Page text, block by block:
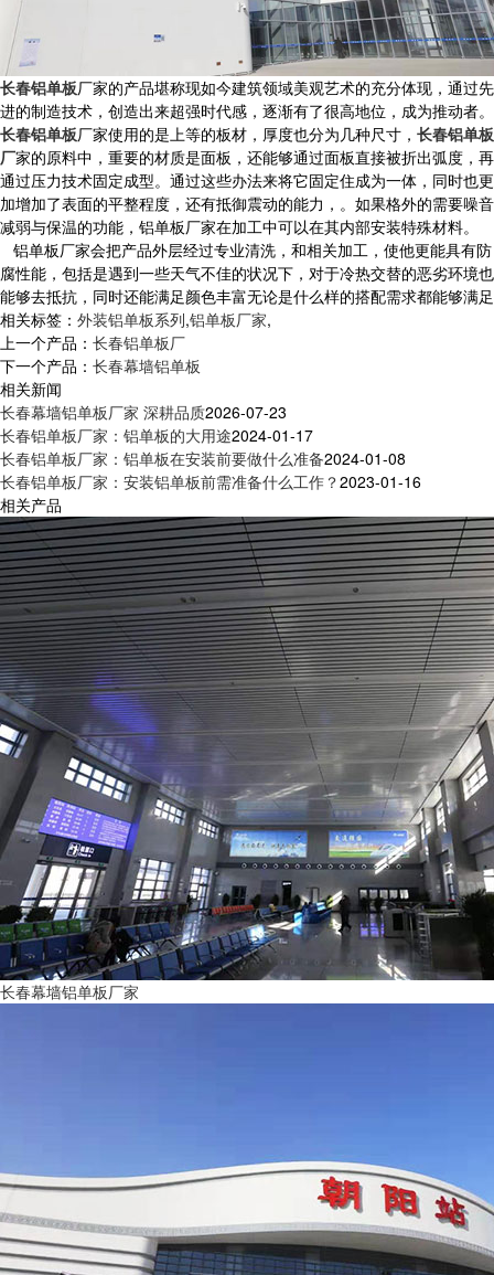
长春铝单板厂家的产品堪称现如今建筑领域美观艺术的充分体现，通过先
进的制造技术，创造出来超强时代感，逐渐有了很高地位，成为推动者。
长春铝单板厂家使用的是上等的板材，厚度也分为几种尺寸， 长春铝单板
厂家的原料中，重要的材质是面板，还能够通过面板直接被折出弧度，再
通过压力技术固定成型。通过这些办法来将它固定住成为一体，同时也更
加增加了表面的平整程度，还有抵御震动的能力，。如果格外的需要噪音
减弱与保温的功能，铝单板厂家在加工中可以在其内部安装特殊材料。
铝单板厂家会把产品外层经过专业清洗，和相关加工，使他更能具有防
腐性能，包括是遇到一些天气不佳的状况下，对于冷热交替的恶劣环境也
能够去抵抗，同时还能满足颜色丰富无论是什么样的搭配需求都能够满足
相关标签： 外装铝单板系列,铝单板厂家,
上一个产品： 长春铝单板厂
下一个产品： 长春幕墙铝单板
相关新闻
长春幕墙铝单板厂家 深耕品质2026-07-23
长春铝单板厂家：铝单板的大用途2024-01-17
长春铝单板厂家：铝单板在安装前要做什么准备2024-01-08
长春铝单板厂家：安装铝单板前需准备什么工作？2023-01-16
相关产品
长春幕墙铝单板厂家